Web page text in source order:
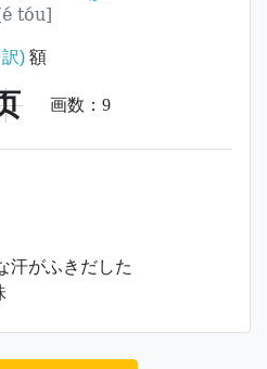
tóu]
訳)額
画数： 9
汗がふきだした